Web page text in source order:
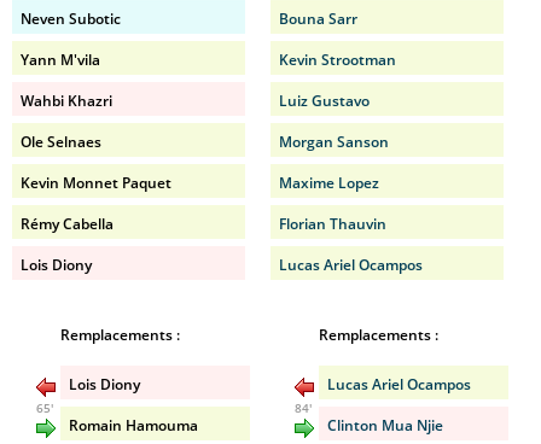
Neven Subotic
Yann M'vila
Wahbi Khazri
Ole Selnaes
Kevin Monnet Paquet
Rémy Cabella
Lois Diony
Bouna Sarr
Kevin Strootman
Luiz Gustavo
Morgan Sanson
Maxime Lopez
Florian Thauvin
Lucas Ariel Ocampos
Remplacements :
Lois Diony
65'
Romain Hamouma
Remplacements :
Lucas Ariel Ocampos
84'
Clinton Mua Njie